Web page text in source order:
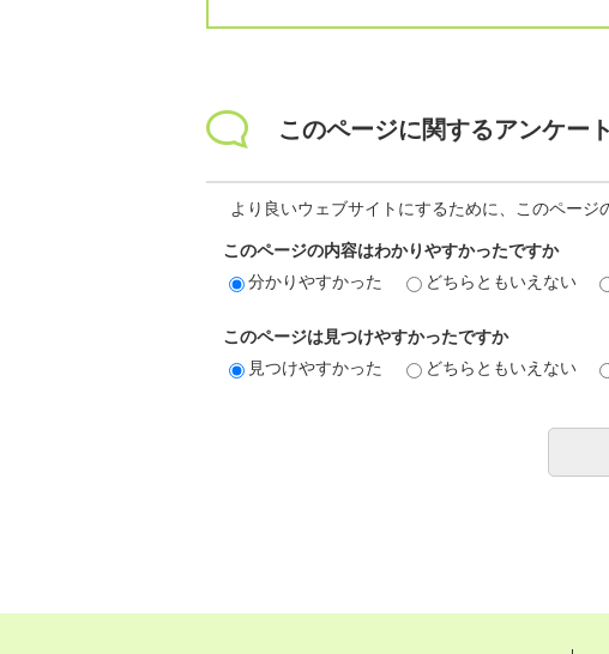
このページに関するアンケート
より良いウェブサイトにするために、このページ
このページの内容はわかりやすかったですか
分かりやすかった
どちらともいえない
このページは見つけやすかったですか
見つけやすかった
どちらともいえない